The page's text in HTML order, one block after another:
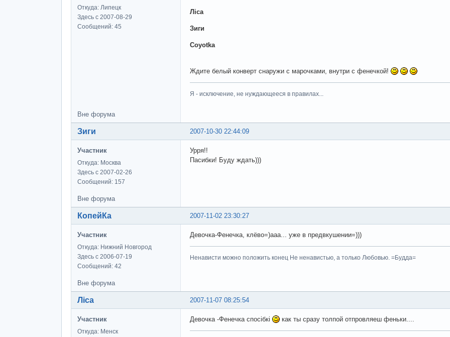
Откуда: Липецк
Здесь с 2007-08-29
Сообщений: 45
Ліса
Зиги
Coyotka
Ждите белый конверт снаружи с марочками, внутри с фенечкой!
Я - исключение, не нуждающееся в правилах...
Вне форума
2007-10-30 22:44:09
Зиги
Участник
Откуда: Москва
Здесь с 2007-02-26
Сообщений: 157
Урря!!
Пасибки! Буду ждать)))
Вне форума
2007-11-02 23:30:27
КопейКа
Участник
Откуда: Нижний Новгород
Здесь с 2006-07-19
Сообщений: 42
Девочка-Фенечка, клёво=)ааа... уже в предвкушении=)))
Ненависти можно положить конец Не ненавистью, а только Любовью. =Будда=
Вне форума
2007-11-07 08:25:54
Ліса
Участник
Откуда: Менск
Девочка -Фенечка спосібкі как ты сразу толпой отпровляеш феньки....